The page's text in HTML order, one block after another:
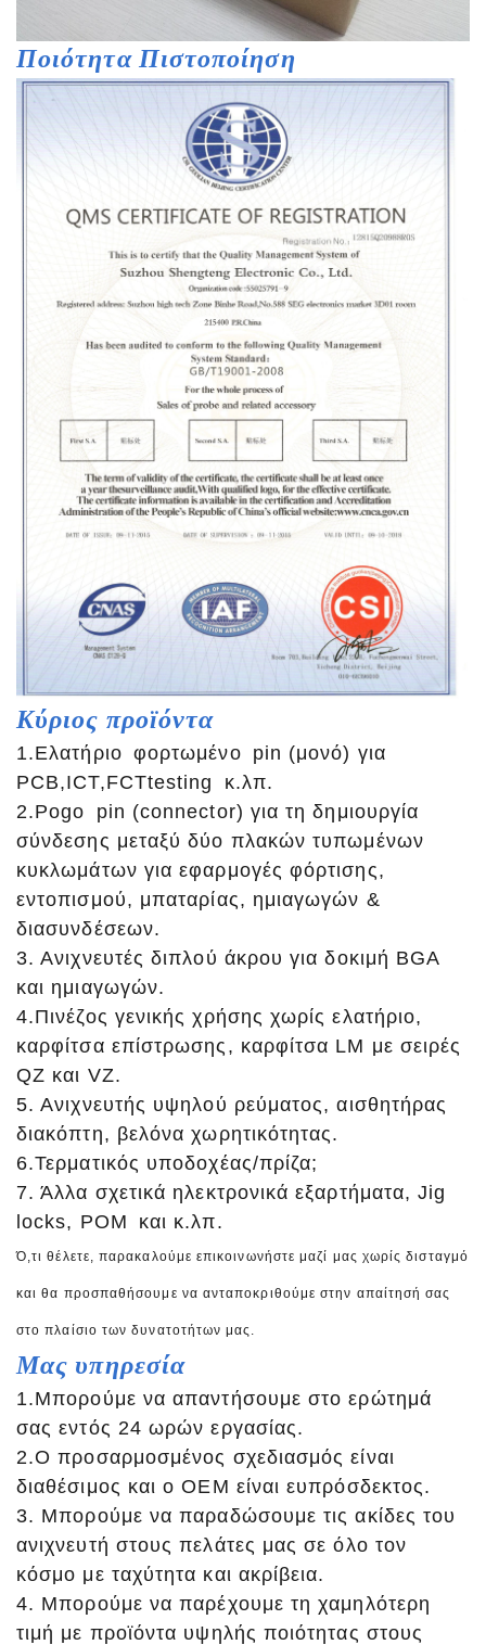
Ποιότητα Πιστοποίηση
Κύριος προϊόντα
1.Ελατήριο φορτωμένο pin (μονό) για
PCB,ICT,FCTtesting κ.λπ.
2.Pogo pin (connector) για τη δημιουργία
σύνδεσης μεταξύ δύο πλακών τυπωμένων
κυκλωμάτων για εφαρμογές φόρτισης,
εντοπισμού, μπαταρίας, ημιαγωγών &
διασυνδέσεων.
3. Ανιχνευτές διπλού άκρου για δοκιμή BGA
και ημιαγωγών.
4.Πινέζος γενικής χρήσης χωρίς ελατήριο,
καρφίτσα επίστρωσης, καρφίτσα LM με σειρές
QZ και VZ.
5. Ανιχνευτής υψηλού ρεύματος, αισθητήρας
διακόπτη, βελόνα χωρητικότητας.
6.Τερματικός υποδοχέας/πρίζα;
7. Άλλα σχετικά ηλεκτρονικά εξαρτήματα, Jig
locks, POM και κ.λπ.
Ό,τι θέλετε, παρακαλούμε επικοινωνήστε μαζί μας χωρίς δισταγμό
και θα προσπαθήσουμε να ανταποκριθούμε στην απαίτησή σας
στο πλαίσιο των δυνατοτήτων μας.
Μας υπηρεσία
1.Μπορούμε να απαντήσουμε στο ερώτημά
σας εντός 24 ωρών εργασίας.
2.Ο προσαρμοσμένος σχεδιασμός είναι
διαθέσιμος και ο OEM είναι ευπρόσδεκτος.
3. Μπορούμε να παραδώσουμε τις ακίδες του
ανιχνευτή στους πελάτες μας σε όλο τον
κόσμο με ταχύτητα και ακρίβεια.
4. Μπορούμε να παρέχουμε τη χαμηλότερη
τιμή με προϊόντα υψηλής ποιότητας στους